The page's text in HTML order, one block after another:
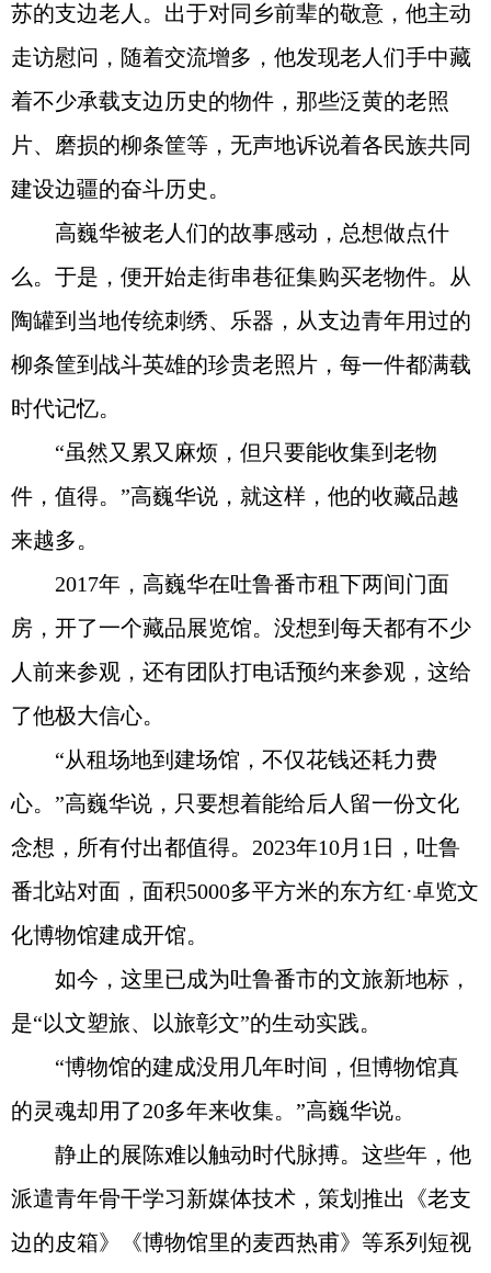
苏的支边老人。出于对同乡前辈的敬意，他主动
走访慰问，随着交流增多，他发现老人们手中藏
着不少承载支边历史的物件，那些泛黄的老照
片、磨损的柳条筐等，无声地诉说着各民族共同
建设边疆的奋斗历史。
高巍华被老人们的故事感动，总想做点什
么。于是，便开始走街串巷征集购买老物件。从
陶罐到当地传统刺绣、乐器，从支边青年用过的
柳条筐到战斗英雄的珍贵老照片，每一件都满载
时代记忆。
“虽然又累又麻烦，但只要能收集到老物
件，值得。”高巍华说，就这样，他的收藏品越
来越多。
2017年，高巍华在吐鲁番市租下两间门面
房，开了一个藏品展览馆。没想到每天都有不少
人前来参观，还有团队打电话预约来参观，这给
了他极大信心。
“从租场地到建场馆，不仅花钱还耗力费
心。”高巍华说，只要想着能给后人留一份文化
念想，所有付出都值得。2023年10月1日，吐鲁
番北站对面，面积5000多平方米的东方红·卓览文
化博物馆建成开馆。
如今，这里已成为吐鲁番市的文旅新地标，
是“以文塑旅、以旅彰文”的生动实践。
“博物馆的建成没用几年时间，但博物馆真
的灵魂却用了20多年来收集。”高巍华说。
静止的展陈难以触动时代脉搏。这些年，他
派遣青年骨干学习新媒体技术，策划推出《老支
边的皮箱》《博物馆里的麦西热甫》等系列短视